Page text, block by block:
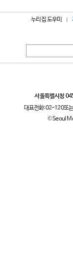
누리집 도우미
서울특별시청
대표전화:02-120또
© Seoul